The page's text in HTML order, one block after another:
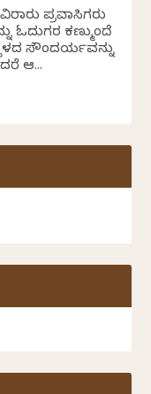
ಪ್ರವಾಸಿಗರು
ಓದುಗರ ಕಣ್ಮುಂದೆ
ಸೌಂದರ್ಯವನ್ನು
ಆ...